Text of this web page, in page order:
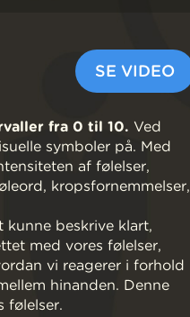
SE VIDEO
fra 0 til 10​. Ved
symboler på. Med
af følelser,
kropsfornemmelser,
beskrive klart,
med vores følelser,
vi reagerer i forhold
hinanden. Denne
følelser.